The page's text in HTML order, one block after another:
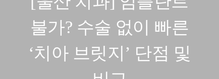
자연치아보존
임플란트
불가? 수술 없이 빠른
‘치아 브릿지’ 단점 및